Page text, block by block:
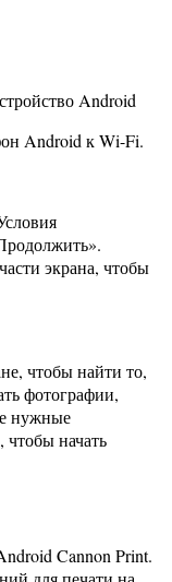
Android
Android к Wi-Fi.
экрана, чтобы
чтобы найти то,
фотографии,
нужные
начать
Cannon Print.